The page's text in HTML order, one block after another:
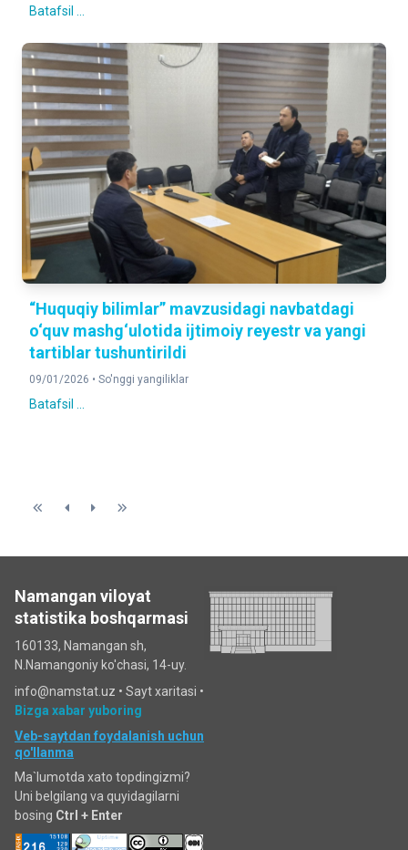
Batafsil ...
“Huquqiy bilimlar” mavzusidagi navbatdagi
o‘quv mashg‘ulotida ijtimoiy reyestr va yangi
tartiblar tushuntirildi
09/01/2026 • So'nggi yangiliklar
Batafsil ...
Namangan viloyat
statistika boshqarmasi
160133, Namangan sh,
N.Namangoniy ko'chasi, 14-uy.
info@namstat.uz • Sayt xaritasi •
Bizga xabar yuboring
Veb-saytdan foydalanish uchun
qo'llanma
Ma`lumotda xato topdingizmi?
Uni belgilang va quyidagilarni
bosing Ctrl + Enter